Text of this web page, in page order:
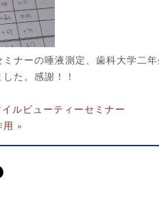
ナーの唾液測定、歯科大学二
た。感謝！！
ルビューティーセミナー
用 »